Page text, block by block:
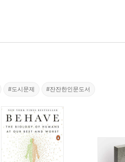
#도시문제 #잔잔한인문도서